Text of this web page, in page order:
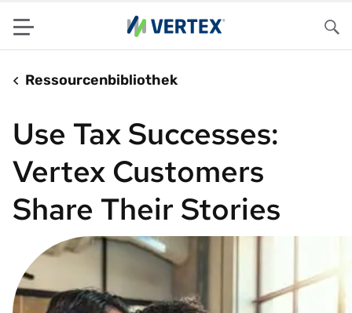
Menu
Ressourcenbibliothek
Use Tax Successes:
Vertex Customers
Share Their Stories